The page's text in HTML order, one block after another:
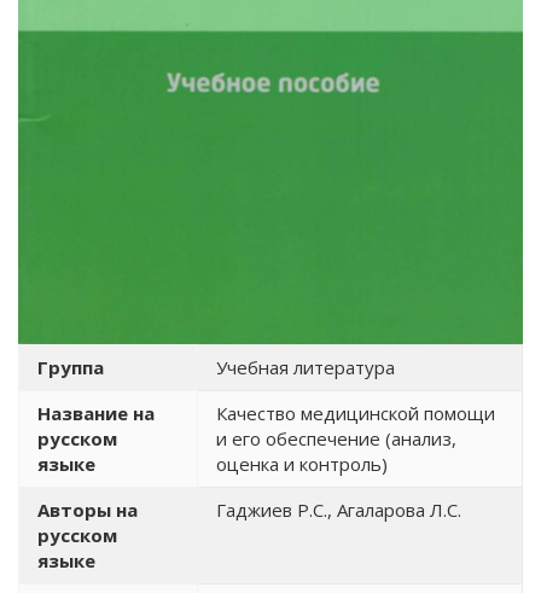
Группа
Учебная литература
Название на
русском
языке
Качество медицинской помощи
и его обеспечение (анализ,
оценка и контроль)
Авторы на
русском
языке
Гаджиев Р.С., Агаларова Л.С.